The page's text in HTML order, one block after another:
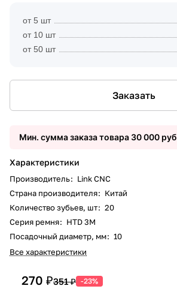
от 5 шт
от 10 шт
от 50 шт
Заказать
Мин. сумма заказа товара 30 000 руб
Характеристики
Производитель: Link CNC
Страна производителя: Китай
Количество зубьев, шт: 20
Серия ремня: HTD 3M
Посадочный диаметр, мм: 10
Все характеристики
270 ₽351 ₽ -23%